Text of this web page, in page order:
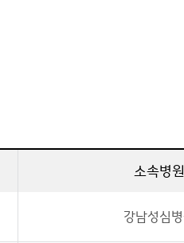
소속병원
강남성심